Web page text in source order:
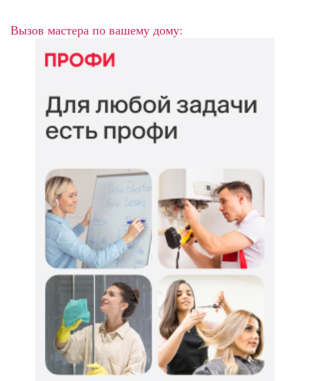
Вызов мастера по вашему дому: